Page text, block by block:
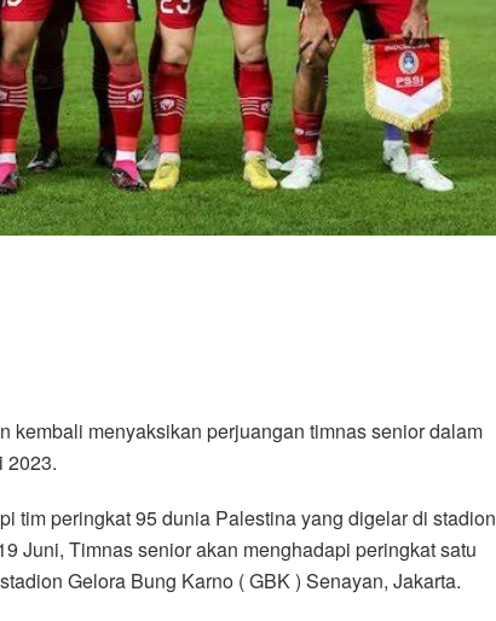
kembali menyaksikan perjuangan timnas senior dalam
2023.
tim peringkat 95 dunia Palestina yang digelar di stadion
Juni, Timnas senior akan menghadapi peringkat satu
Gelora Bung Karno ( GBK ) Senayan, Jakarta.